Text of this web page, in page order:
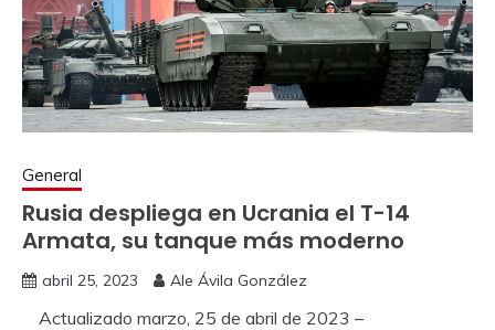
General
Rusia despliega en Ucrania el T-14
Armata, su tanque más moderno
abril 25, 2023 Ale Ávila González
Actualizado marzo, 25 de abril de 2023 –